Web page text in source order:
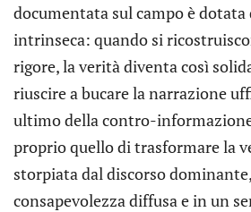
documentata sul campo è dotata
intrinseca: quando si
rigore, la verità diventa così
riuscire a bucare la narrazione
ultimo della contro-informazione
proprio quello di trasformare la
storpiata dal discorso
consapevolezza diffusa e in un